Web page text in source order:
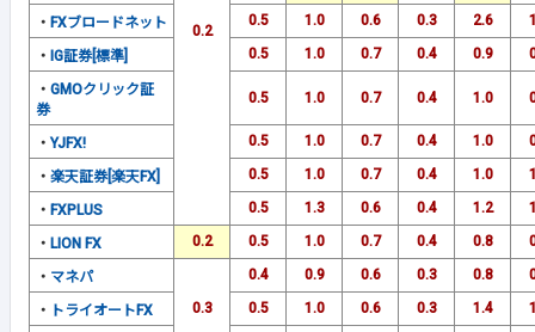
0.2
・ FXブロードネット 0.5 1.0 0.6 0.3 2.6
・ IG証券[標準] 0.5 1.0 0.7 0.4 0.9
・ GMOクリック証
券
0.5 1.0 0.7 0.4 1.0
・ YJFX! 0.5 1.0 0.7 0.4 1.0
・ 楽天証券[楽天FX] 0.5 1.0 0.7 0.4 1.0
・ FXPLUS 0.5 1.3 0.6 0.4 1.2
・ LION FX 0.2 0.5 1.0 0.7 0.4 0.8
・ マネパ
0.3
0.4 0.9 0.6 0.3 0.8
・ トライオートFX 0.5 1.0 0.6 0.3 1.4